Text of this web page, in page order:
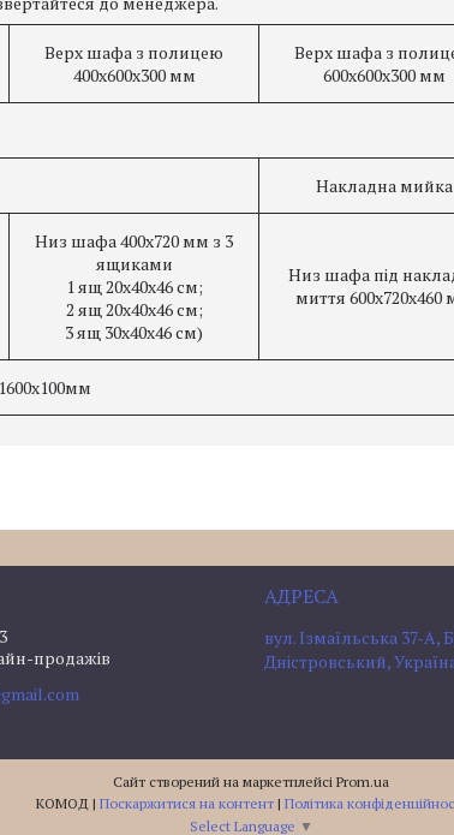
Верх шафа з полицею
400х600х300 мм
Верх шафа з
600х600х300 мм
Накладна мийка
Низ шафа 400х720 мм з 3
ящиками
1 ящ 20х40х46 см;
2 ящ 20х40х46 см;
3 ящ 30х40х46 см)
Низ шафа під
миття 600х720х460
продажів
вул. Ізмаїльська 37-А,
Дністровський,
Сайт створений на маркетплейсі Prom.ua
КОМОД | Поскаржитися на контент | Політика
Select Language ▼